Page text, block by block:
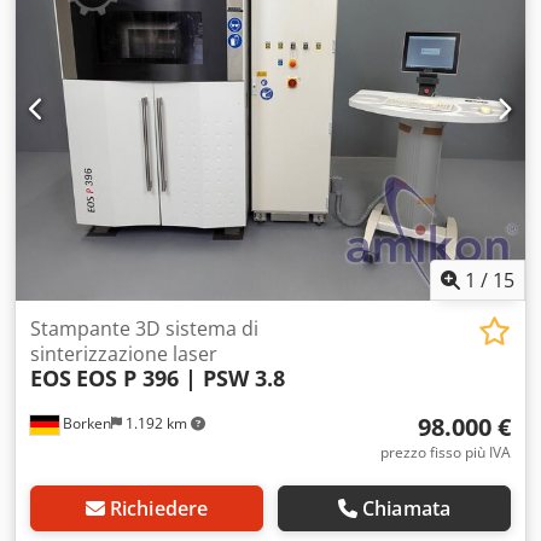
produttore, alla bolla di consegna e alle targhette
identificative. Sono possibili variazioni nei dati tecnici.
Spedizione o spedizione tramite corriere possibile.
Modifiche, errori e vendita soggetta a conferma riservati.
Saremo lieti di rispondere a ulteriori domande per
telefono.
1 / 15
Borken 1.192 km
Stampante 3D sistema di
sinterizzazione laser
EOS EOS P 396 | PSW 3.8
98.000 €
prezzo fisso più IVA
Richiedere Chiamata